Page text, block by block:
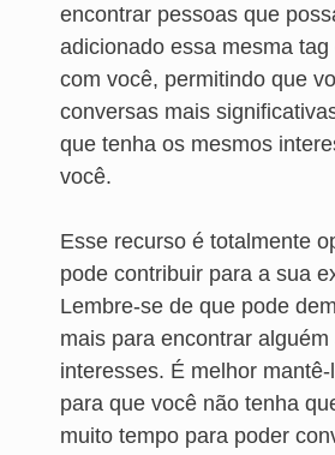
encontrar pessoas que
adicionado essa mesma
com você, permitindo que
conversas mais
que tenha os mesmos
você.
Esse recurso é totalmente
pode contribuir para a sua
Lembre-se de que pode
mais para encontrar
interesses. É melhor
para que você não tenha
muito tempo para poder